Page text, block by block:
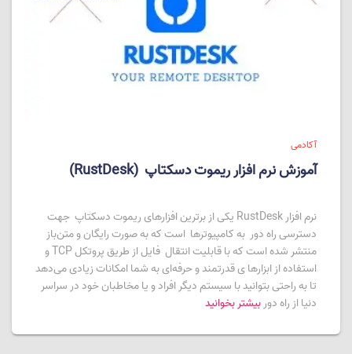
آکادمی
آموزش نرم افزار ریموت دسکتاپ (RustDesk)
نرم افزار RustDesk یکی از برترین افزارهای ریموت دسکتاپ جهت
دسترسی راه دور به کامپیوترها است که به صورت رایگان و متن‌باز
منتشر شده است که با قابلیت انتقال فایل از طریق پروتکل TCP و
استفاده از ابزارها ی قدرتمند و حرفه‌ای به شما امکانات زیادی می‌دهد
تا به راحتی بتوانید با سیستم دیگر افراد و یا مخاطبان خود در سراسر
دنیا از راه دور بیشتر بخوانید